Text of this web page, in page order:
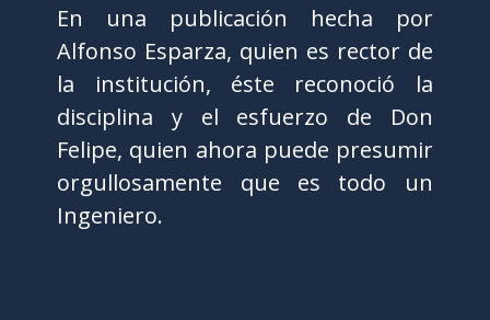
En una publicación hecha por
Alfonso Esparza, quien es rector de
la institución, éste reconoció la
disciplina y el esfuerzo de Don
Felipe, quien ahora puede presumir
orgullosamente que es todo un
Ingeniero.